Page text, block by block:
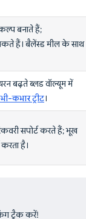
बनाते हैं;
हैं। बैलेंस्ड मील के साथ
बढ़ते ब्लड वॉल्यूम में
कभार ट्रीट।
सपोर्ट करते हैं; भूख
है।
ट्रैक करें!